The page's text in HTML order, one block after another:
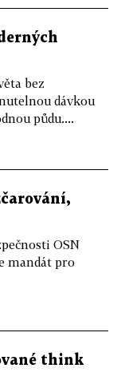
bez
dávkou
půdu....
OSN
mandát pro
think